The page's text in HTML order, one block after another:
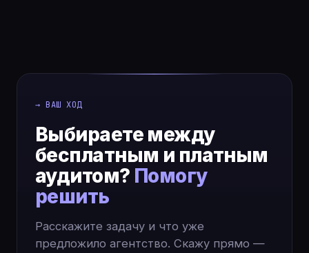
→ ВАШ ХОД
Выбираете между
бесплатным и платным
аудитом? Помогу
решить
Расскажите задачу и что уже
предложило агентство. Скажу прямо —